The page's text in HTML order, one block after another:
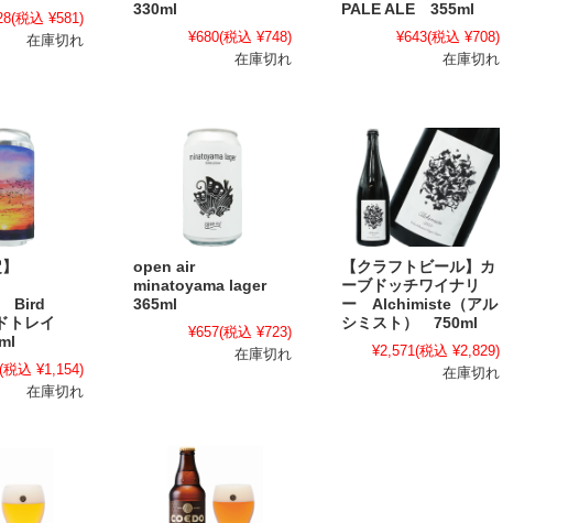
(税込 ¥581)
在庫切れ
330ml
¥680(税込 ¥748)
在庫切れ
PALE ALE 355ml
¥643(税込 ¥708)
在庫切れ
Bird
トレイ
(税込 ¥1,154)
在庫切れ
open air
minatoyama lager
365ml
¥657(税込 ¥723)
在庫切れ
【クラフトビール】カ
ーブドッチワイナリ
ー Alchimiste（アル
シミスト） 750ml
¥2,571(税込 ¥2,829)
在庫切れ